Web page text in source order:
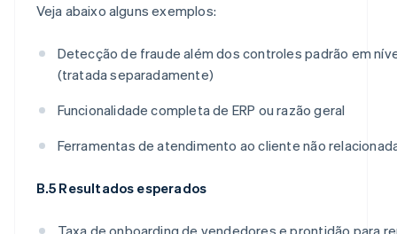
Veja abaixo alguns exemplos:
Detecção de fraude além dos controles padrão em
(tratada separadamente)
Funcionalidade completa de ERP ou razão geral
Ferramentas de atendimento ao cliente não
B.5 Resultados esperados
Taxa de onboarding de vendedores e prontidão para